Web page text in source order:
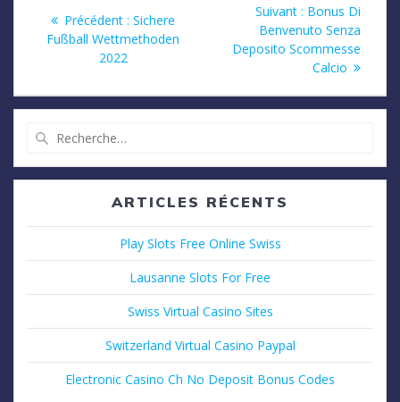
Précédent : Article
précédent
Sichere
Fußball Wettmethoden
2022
Suivant : Article
suivant
:
Bonus Di
Benvenuto Senza
Deposito Scommesse
Calcio
:
ARTICLES RÉCENTS
Play Slots Free Online Swiss
Lausanne Slots For Free
Swiss Virtual Casino Sites
Switzerland Virtual Casino Paypal
Electronic Casino Ch No Deposit Bonus Codes